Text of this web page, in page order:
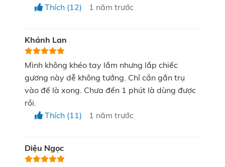
Chế độ ánh sáng lạnh - Cold Light (CCT =
nhất trên khuôn mặt. Chế độ này là lựa chọn lý
chăm sóc hiệu quả hơn.
Chế độ ánh sáng tự nhiên - Natural Light (CCT
= 4500K):
hòa và tự nhiên khi bước ra ngoài.
Thích (12)
1 năm trước
Khánh Lan
Mình không khéo tay lắm nhưng lắp chiếc
gương này dễ không tưởng. Chỉ cần gắn trụ
vào đế là xong. Chưa đến 1 phút là dùng được
rồi.
Thích (11)
1 năm trước
Diệu Ngọc